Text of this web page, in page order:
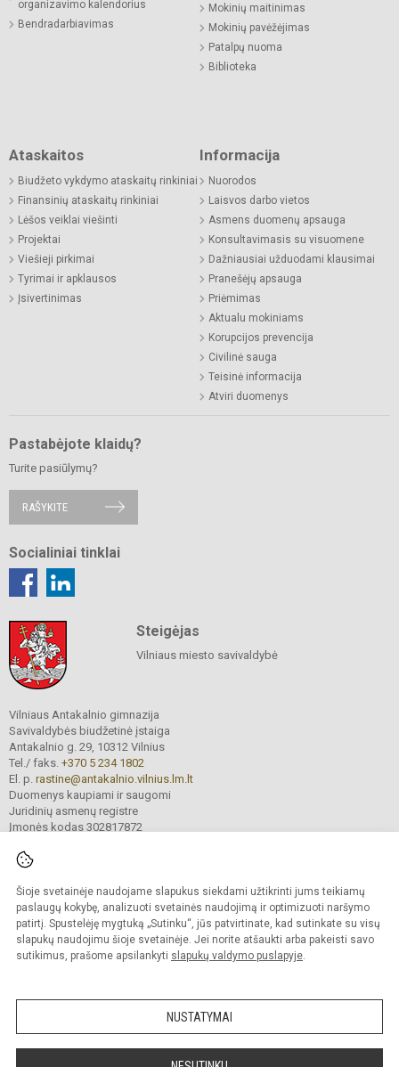
Šioje svetainėje naudojame slapukus siekdami užtikrinti jums teikiamų
paslaugų kokybę, analizuoti svetainės naudojimą ir optimizuoti naršymo
patirtį. Spustelėję mygtuką „Sutinku“, jūs patvirtinate, kad sutinkate su visų
slapukų naudojimu šioje svetainėje. Jei norite atšaukti arba pakeisti savo
sutikimus, prašome apsilankyti slapukų valdymo puslapyje.
NUSTATYMAI
organizavimo kalendorius
Bendradarbiavimas
Mokinių maitinimas
Mokinių pavėžėjimas
Patalpų nuoma
Biblioteka
Ataskaitos
Biudžeto vykdymo ataskaitų rinkiniai
Finansinių ataskaitų rinkiniai
Lėšos veiklai viešinti
Projektai
Viešieji pirkimai
Tyrimai ir apklausos
Įsivertinimas
Informacija
Nuorodos
Laisvos darbo vietos
Asmens duomenų apsauga
Konsultavimasis su visuomene
Dažniausiai užduodami klausimai
Pranešėjų apsauga
Priėmimas
Aktualu mokiniams
Korupcijos prevencija
Civilinė sauga
Teisinė informacija
Atviri duomenys
Pastabėjote klaidų?
Turite pasiūlymų?
RAŠYKITE
Socialiniai tinklai
Steigėjas
Vilniaus miesto savivaldybė
Vilniaus Antakalnio gimnazija
Savivaldybės biudžetinė įstaiga
Antakalnio g. 29, 10312 Vilnius
Tel./ faks. +370 5 234 1802
El. p. rastine@antakalnio.vilnius.lm.lt
Duomenys kaupiami ir saugomi
Juridinių asmenų registre
Įmonės kodas 302817872
© 2026. Vilniaus Antakalnio gimnazija. Visos teisės saugomos.
Kopijuoti turinį be raštiško gimnazijos sutikimo griežtai draudžiama.
Versija neįgaliesiems Slapukų valdymas